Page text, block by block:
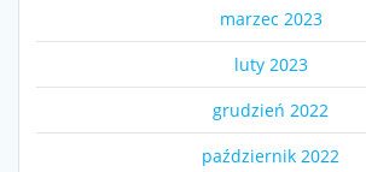
marzec 2023
luty 2023
grudzień 2022
październik 2022